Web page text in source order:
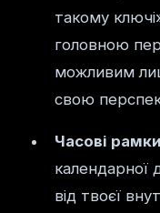
такому
головною
можливим
свою
Часові
календарної
від твоєї